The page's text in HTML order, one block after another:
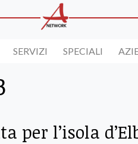
SERVIZI SPECIALI
per l’isola